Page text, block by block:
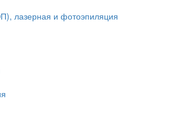
лазерная и фотоэпиляция